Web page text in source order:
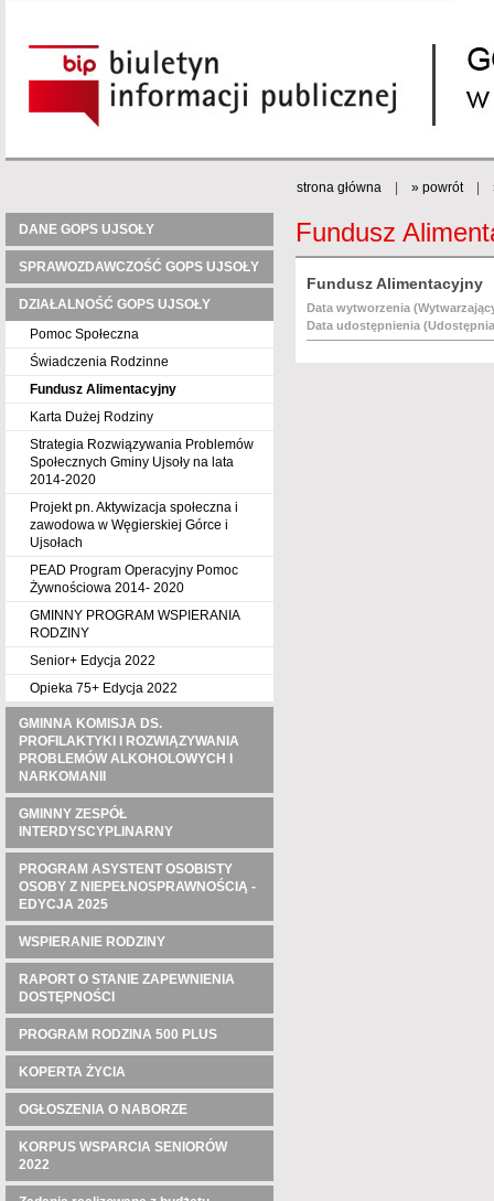
strona główna » powrót
DANE GOPS UJSOŁY
SPRAWOZDAWCZOŚĆ GOPS UJSOŁY
DZIAŁALNOŚĆ GOPS UJSOŁY
Pomoc Społeczna
Świadczenia Rodzinne
Fundusz Alimentacyjny
Karta Dużej Rodziny
Strategia Rozwiązywania Problemów
Społecznych Gminy Ujsoły na lata
2014-2020
Projekt pn. Aktywizacja społeczna i
zawodowa w Węgierskiej Górce i
Ujsołach
PEAD Program Operacyjny Pomoc
Żywnościowa 2014- 2020
GMINNY PROGRAM WSPIERANIA
RODZINY
Senior+ Edycja 2022
Opieka 75+ Edycja 2022
GMINNA KOMISJA DS.
PROFILAKTYKI I ROZWIĄZYWANIA
PROBLEMÓW ALKOHOLOWYCH I
NARKOMANII
GMINNY ZESPÓŁ
INTERDYSCYPLINARNY
PROGRAM ASYSTENT OSOBISTY
OSOBY Z NIEPEŁNOSPRAWNOŚCIĄ -
EDYCJA 2025
WSPIERANIE RODZINY
RAPORT O STANIE ZAPEWNIENIA
DOSTĘPNOŚCI
PROGRAM RODZINA 500 PLUS
KOPERTA ŻYCIA
OGŁOSZENIA O NABORZE
KORPUS WSPARCIA SENIORÓW
2022
Fundusz
Fundusz Alimentacyjny
Data wytworzenia
Data udostępnienia